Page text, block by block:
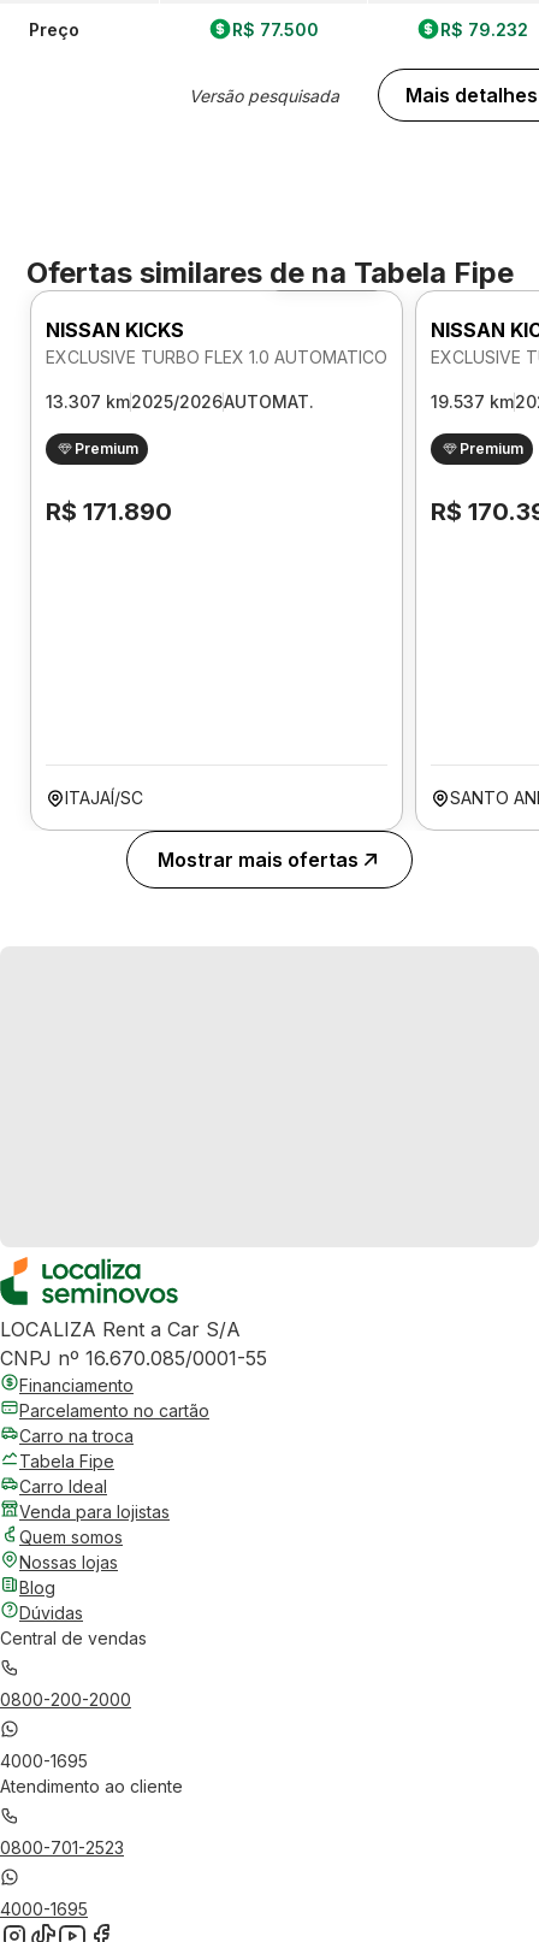
Preço R$ 77.500
Versão pesquisada
R$ 79.232
Mais detalhes
Ofertas similares de na Tabela Fipe
Foto 360º
NISSAN KICKS
EXCLUSIVE TURBO FLEX 1.0 AUTOMATICO
13.307 km2025/2026AUTOMAT.
Premium
R$ 171.890
ITAJAÍ/SC
NISSAN
EXCLUSIVE
19.537 km
Premium
R$
SANTO
Mostrar mais ofertas
LOCALIZA Rent a Car S/A
CNPJ nº 16.670.085/0001-55
Financiamento
Parcelamento no cartão
Carro na troca
Tabela Fipe
Carro Ideal
Venda para lojistas
Quem somos
Nossas lojas
Blog
Dúvidas
Central de vendas
0800-200-2000
4000-1695
Atendimento ao cliente
0800-701-2523
4000-1695